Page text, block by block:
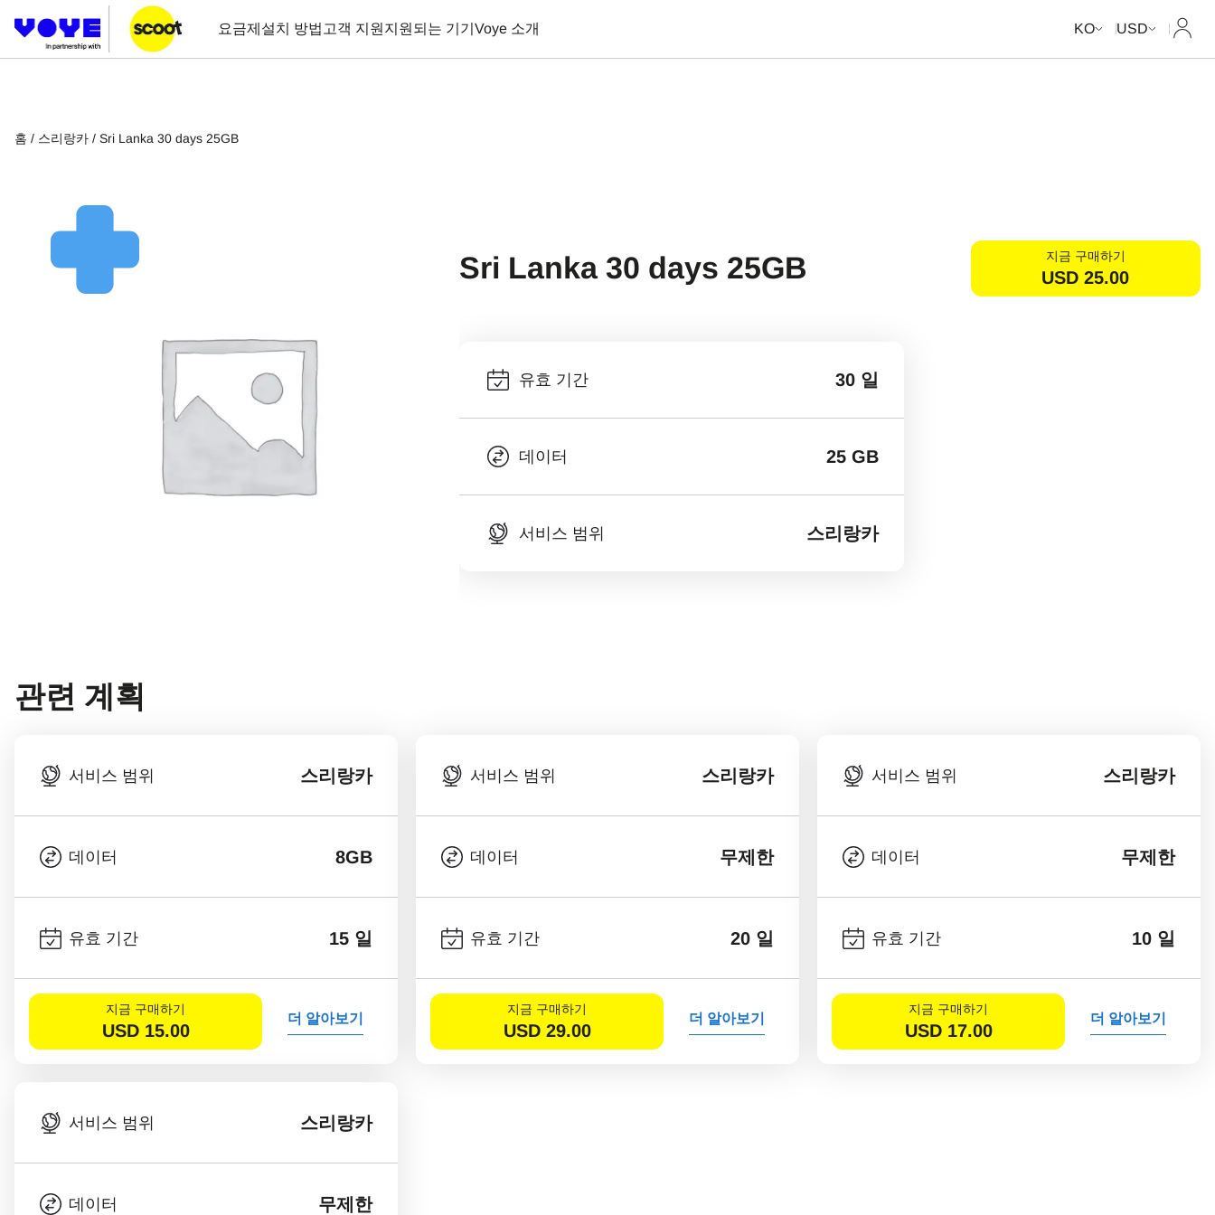
요금제 설치 방법 고객 지원 지원되는 기기 Voye 소개 KO USD 내 계
홈 / 스리랑카 / Sri Lanka 30 days 25GB
Sri Lanka 30 days 25GB 지금 구매하기
USD 25.00
유효 기간 30 일
데이터 25 GB
서비스 범위 스리랑카
관련 계획
서비스 범위 스리랑카
데이터 8GB
유효 기간 15 일
지금 구매하기
USD 15.00
더 알아보기
서비스 범위 스리랑카
데이터 무제한
유효 기간 20 일
지금 구매하기
USD 29.00
더 알아보기
서비스 범위 스리랑카
데이터 무제한
유효 기간 10 일
지금 구매하기
USD 17.00
더 알아보기
서비스 범위 스리랑카
데이터 무제한